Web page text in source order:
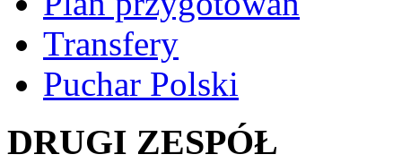
Transfery
Puchar Polski
DRUGI ZESPÓŁ